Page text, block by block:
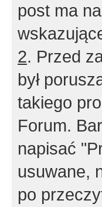
post ma
2. Przed
był
takiego
Forum.
napisać
usuwane,
po